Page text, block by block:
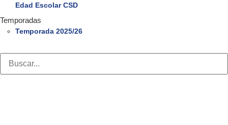
Edad Escolar CSD
Temporadas
Temporada 2025/26